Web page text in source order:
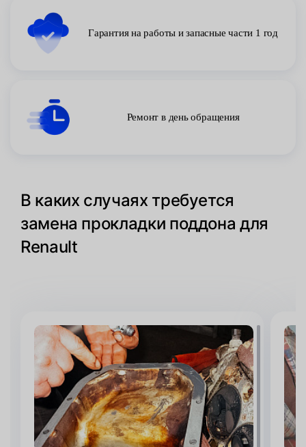
Гарантия на работы и запасные части 1 год
Ремонт в день обращения
В каких случаях требуется
замена прокладки поддона для
Renault